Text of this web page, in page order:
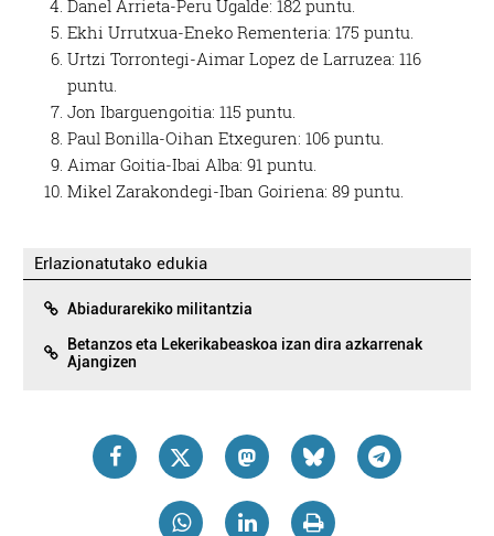
Danel Arrieta-Peru Ugalde: 182 puntu.
Ekhi Urrutxua-Eneko Rementeria: 175 puntu.
Urtzi Torrontegi-Aimar Lopez de Larruzea: 116
puntu.
Jon Ibarguengoitia: 115 puntu.
Paul Bonilla-Oihan Etxeguren: 106 puntu.
Aimar Goitia-Ibai Alba: 91 puntu.
Mikel Zarakondegi-Iban Goiriena: 89 puntu.
Erlazionatutako edukia
Abiadurarekiko militantzia
Betanzos eta Lekerikabeaskoa izan dira azkarrenak
Ajangizen